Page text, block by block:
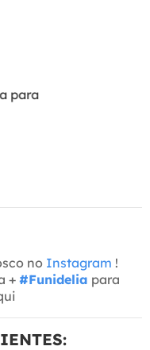
para
no Instagram !
+ #Funidelia para